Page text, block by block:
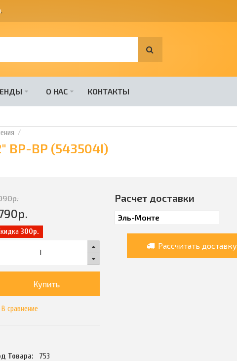
.
О НАС КОНТАКТЫ
ВР-ВР (543504I)
р.
р.
300р.
Купить
В сравнение
Товара:
753
Расчет доставки
Рассчитать доставку